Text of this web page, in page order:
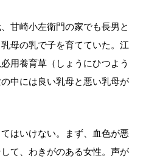
甘崎小左衛門の家でも長男と
母の乳で子を育てていた。江
用養育草（しょうにひつよう
中には良い乳母と悪い乳母が
はいけない。まず、血色が悪
て、わきがのある女性。声が